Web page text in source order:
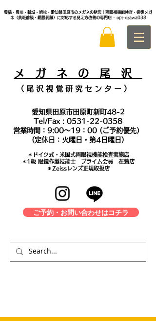
豊橋・豊川・新城・浜松・愛知県田原市のメガネの尾沢｜両眼視機能検査・術後メガ
ネ（黄斑前膜・網膜剥離）に対応する見え方改善の専門店 - opt-ozawa038
メ ガ ネ の 尾 沢
（ 尾 沢 視 覚 研 究 セ ン タ ー ）
愛知県田原市田原町新町48-2
Tel/Fax : 0531-22-0358
営業時間：9:00～19：00 (ご予約優先）
(定休日：火曜日・第4日曜日)
＊​ドイツ式・米国式両眼視機能検査実施店
​＊1級 眼鏡作製技能士 プライム会員 在籍店
＊Zeissレンズ正規取扱店
ご予約・お問い合わせはコチラ